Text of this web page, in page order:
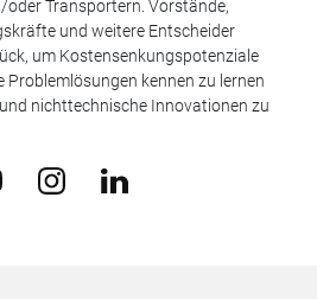
Transportern. Vorstände,
und weitere Entscheider
um Kostensenkungspotenziale
kennen zu lernen
nichttechnische Innovationen zu